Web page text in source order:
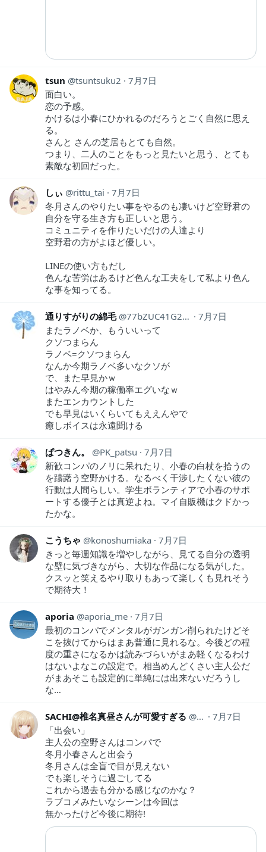
tsun tsuntsuku2
7月7日
面白い。
恋の予感。
かけるは小春にひかれるのだろうとごく自然に思え
る。
さんと さんの芝居もとても自然。
つまり、二人のことをもっと見たいと思う、とても
素敵な初回だった。
しぃ rittu_tai
7月7日
冬月さんのやりたい事をやるのも凄いけど空野君の
自分を守る生き方も正しいと思う。
コミュニティを作りたいだけの人達より
空野君の方がよほど優しい。
LINEの使い方もだし
色んな苦労はあるけど色んな工夫をして私より色ん
な事を知ってる。
通りすがりの綿毛 77bZUC41G2f1vKT
7月7日
またラノベか、もういいって
クソつまらん
ラノベ=クソつまらん
なんか今期ラノベ多いなクソが
で、また早見かｗ
はやみん今期の稼働率エグいなｗ
またエンカウントした
でも早見はいくらいてもええんやで
癒しボイスは永遠聞ける
ぱつきん。 PK_patsu
7月7日
新歓コンパのノリに呆れたり、小春の白杖を拾うの
を躊躇う空野かける。なるべく干渉したくない彼の
行動は人間らしい。学生ボランティアで小春のサポ
ートする優子とは真逆よね。マイ自販機はクドかっ
たかな。
こうちゃ konoshumiaka 7月7日
きっと毎週知識を増やしながら、見てる自分の透明
な壁に気づきながら、大切な作品になる気がした。
クスッと笑えるやり取りもあって楽しくも見れそう
で期待大！
aporia aporia_me 7月7日
最初のコンパでメンタルがガンガン削られたけどそ
こを抜けてからはまあ普通に見れるな。今後どの程
度の重さになるかは読みづらいがまあ軽くなるわけ
はないよなこの設定で。相当めんどくさい主人公だ
がまあそこも設定的に単純には出来ないだろうし
な…
SACHI@椎名真昼さんが可愛すぎる
7月7日
「出会い」
主人公の空野さんはコンパで
冬月小春さんと出会う
冬月さんは全盲で目が見えない
でも楽しそうに過ごしてる
これから過去も分かる感じなのかな？
ラブコメみたいなシーンは今回は
無かったけど今後に期待!